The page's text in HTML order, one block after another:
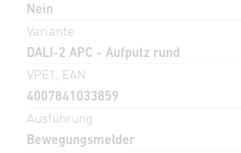
Nein
Variante
DALI-2 APC - Aufputz rund
VPE1, EAN
4007841033859
Ausführung
Bewegungsmelder